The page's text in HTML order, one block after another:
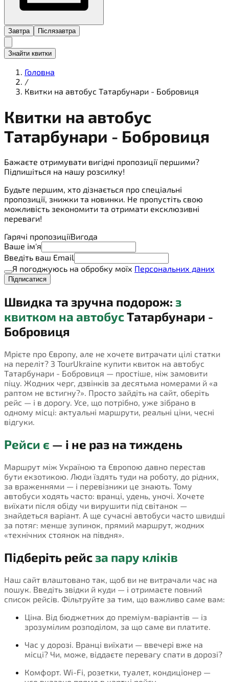
Завтра Післязавтра
Знайти квитки
Головна
/
Квитки на автобус Татарбунари - Бобровиця
Квитки на автобус
Татарбунари - Бобровиця
Бажаєте отримувати вигідні пропозиції першими?
Підпишіться на нашу розсилку!
Будьте першим, хто дізнається про спеціальні
пропозиції, знижки та новинки. Не пропустіть свою
можливість зекономити та отримати ексклюзивні
переваги!
Гарячі пропозиціїВигода
Ваше ім'я
Введіть ваш Email
Я погоджуюсь на обробку моїх Персональних даних
Підписатися
Швидка та зручна подорож: з
квитком на автобусТатарбунари -
Бобровиця
Мрієте про Європу, але не хочете витрачати цілі статки
на переліт? З TourUkraine купити квиток на автобус
Татарбунари - Бобровиця — простіше, ніж замовити
піцу. Жодних черг, дзвінків за десятьма номерами й «а
раптом не встигну?». Просто зайдіть на сайт, оберіть
рейс — і в дорогу. Усе, що потрібно, уже зібрано в
одному місці: актуальні маршрути, реальні ціни, чесні
відгуки.
Рейси є — і не раз на тиждень
Маршрут між Україною та Європою давно перестав
бути екзотикою. Люди їздять туди на роботу, до рідних,
за враженнями — і перевізники це знають. Тому
автобуси ходять часто: вранці, удень, уночі. Хочете
виїхати після обіду чи вирушити під світанок —
знайдеться варіант. А ще сучасні автобуси часто швидші
за потяг: менше зупинок, прямий маршрут, жодних
«технічних стоянок на півдня».
Підберіть рейсза пару кліків
Наш сайт влаштовано так, щоб ви не витрачали час на
пошук. Введіть звідки й куди — і отримаєте повний
список рейсів. Фільтруйте за тим, що важливо саме вам:
Ціна. Від бюджетних до преміум-варіантів — із
зрозумілим розподілом, за що саме ви платите.
Час у дорозі. Вранці виїхати — ввечері вже на
місці? Чи, може, віддаєте перевагу спати в дорозі?
Комфорт. Wi-Fi, розетки, туалет, кондиціонер —